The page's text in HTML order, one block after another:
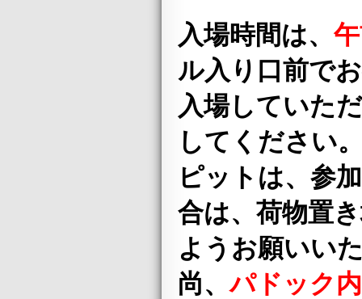
入場時間は、
ル入り口前で
入場していた
してください
ピットは、参
合は、荷物置
ようお願いい
尚、パドック